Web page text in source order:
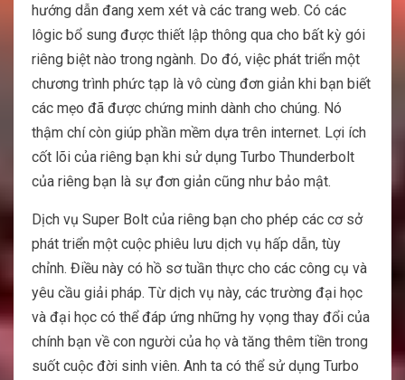
hướng dẫn đang xem xét và các trang web. Có các
lôgic bổ sung được thiết lập thông qua cho bất kỳ gói
riêng biệt nào trong ngành. Do đó, việc phát triển một
chương trình phức tạp là vô cùng đơn giản khi bạn biết
các mẹo đã được chứng minh dành cho chúng. Nó
thậm chí còn giúp phần mềm dựa trên internet. Lợi ích
cốt lõi của riêng bạn khi sử dụng Turbo Thunderbolt
của riêng bạn là sự đơn giản cũng như bảo mật.
Dịch vụ Super Bolt của riêng bạn cho phép các cơ sở
phát triển một cuộc phiêu lưu dịch vụ hấp dẫn, tùy
chỉnh. Điều này có hồ sơ tuần thực cho các công cụ và
yêu cầu giải pháp. Từ dịch vụ này, các trường đại học
và đại học có thể đáp ứng những hy vọng thay đổi của
chính bạn về con người của họ và tăng thêm tiền trong
suốt cuộc đời sinh viên. Anh ta có thể sử dụng Turbo